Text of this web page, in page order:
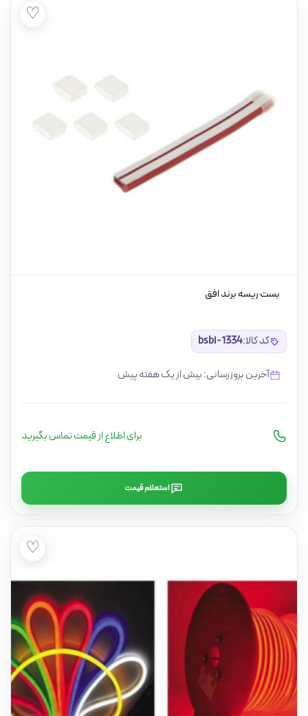
♡
بست ریسه برند افق
کد کالا:bsbi-1334
آخرین بروزرسانی: بیش از یک هفته پیش
برای اطلاع از قیمت تماس بگیرید
استعلام قیمت
♡